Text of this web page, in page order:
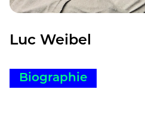
Luc Weibel
Biographie